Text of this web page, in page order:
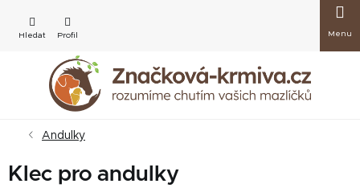
obsah
košík
Andulky
Klec pro andulky